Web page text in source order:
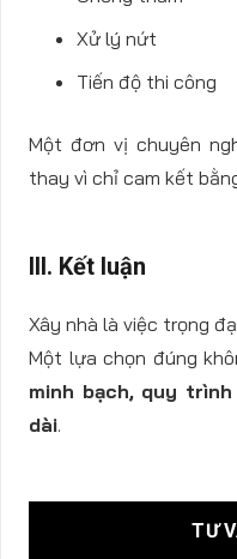
Xử lý nứt
Tiến độ thi công
Một đơn vị chuyên
thay vì chỉ cam kết
III. Kết luận
Xây nhà là việc trọng
Một lựa chọn đúng
minh bạch, quy
dài.
TƯ